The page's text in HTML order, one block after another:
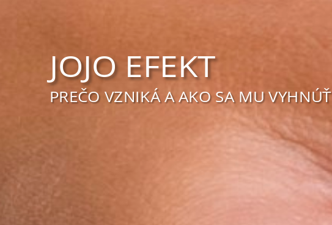
JOJO EFEKT
PREČO VZNIKÁ A AKO SA MU VYHNÚŤ